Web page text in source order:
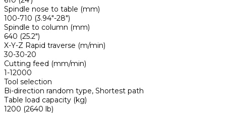
Spindle nose to tаblе (mm)
100-710 (3.94"-28")
Spindle to column (mm)
640 (25.2")
X-Y-Z Rapid traverse (m/min)
30-30-20
Cutting feed (mm/min)
1-12000
Tool selection
Bi-direction random type, Shortest path
Таblе load capacity (kg)
1200 (2640 lb)